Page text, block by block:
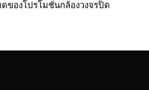
ดของโปรโมชั่นกล้องวงจรปิด